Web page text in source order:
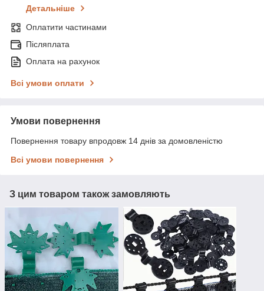
Детальніше
Оплатити частинами
Післяплата
Оплата на рахунок
Всі умови оплати
Умови повернення
Повернення товару впродовж 14 днів за домовленістю
Всі умови повернення
З цим товаром також замовляють